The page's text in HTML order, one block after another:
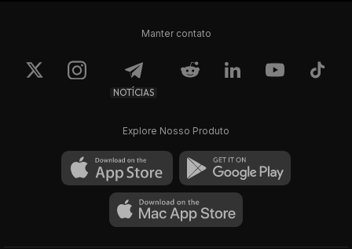
Manter contato
NOTÍCIAS
Explore Nosso Produto